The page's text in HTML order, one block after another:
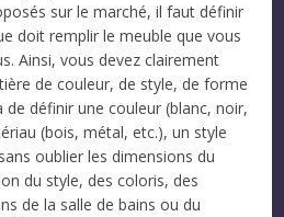
sur le marché, il faut définir
doit remplir le meuble que vous
Ainsi, vous devez clairement
de couleur, de style, de forme
de définir une couleur (blanc, noir,
(bois, métal, etc.), un style
oublier les dimensions du
du style, des coloris, des
de la salle de bains ou du